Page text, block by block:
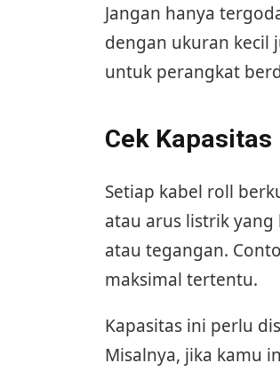
Jangan hanya
dengan ukuran kecil
untuk perangkat
Cek Kapasitas
Setiap kabel roll
atau arus listrik
atau tegangan.
maksimal tertentu.
Kapasitas ini perlu
Misalnya, jika kamu